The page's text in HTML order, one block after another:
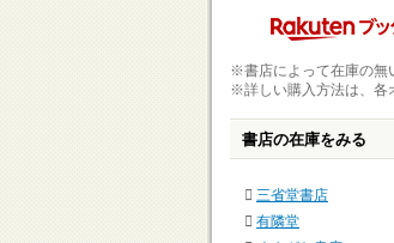
※書店によって在庫の無
※詳しい購入方法は、各
書店の在庫をみる
三省堂書店
有隣堂